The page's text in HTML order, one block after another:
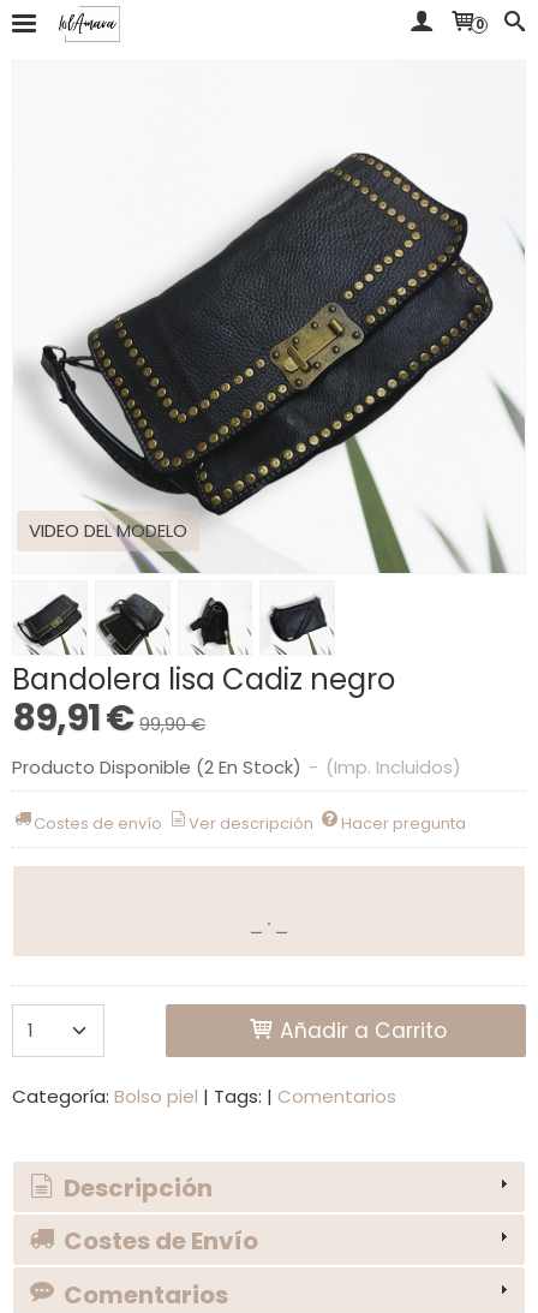
0
VIDEO DEL MODELO
Bandolera lisa Cadiz negro
89,91 €99,90 €
Producto Disponible (2 En Stock) - (Imp. Incluidos)
Costes de envío Ver descripción Hacer pregunta
Añadir a Carrito
Categoría: Bolso piel | Tags: | Comentarios
Descripción
Costes de Envío
Comentarios